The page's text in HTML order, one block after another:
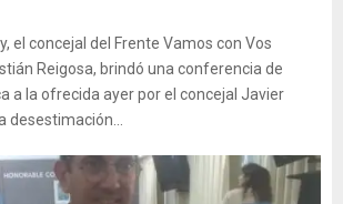
el concejal del Frente Vamos con Vos
Reigosa, brindó una conferencia de
a la ofrecida ayer por el concejal Javier
desestimación...